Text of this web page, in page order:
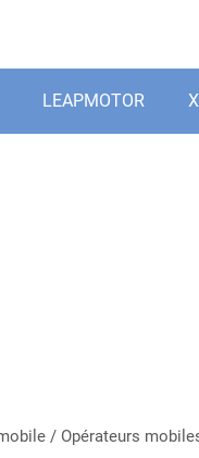
LEAPMOTOR
/ Opérateurs